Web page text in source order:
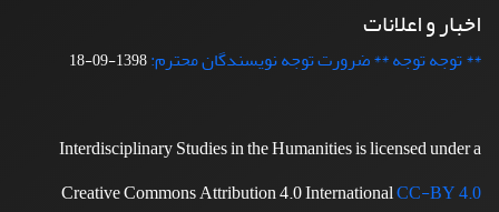
اخبار و اعلانات
** توجه توجه ** ضرورت توجه نویسندگان محترم:1398-09-18
Interdisciplinary Studies in the Humanities is licensed under a
Creative Commons Attribution 4.0 InternationalCC-BY 4.0